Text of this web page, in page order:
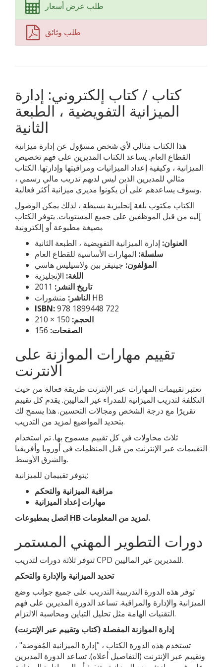
طلب عرض أسعار
طلب وثائق
كتاب / كتاب إلكتروني: إدارة
الميزانية التفويضية ، الطبعة
الثانية
هذا الكتاب مثالي لأي شخص مسؤول عن إدارة ميزانية
القطاع العام. يساعد الكتاب المديرين على فهم تخصيص
الميزانية ، وكيفية إعداد الميزانيات ومراقبتها وإدارتها. الكتاب
مثالي للمديرين الذين ليس لديهم تدريب مالي رسمي ،
وسوف يساعدهم على أن يكونوا مديري ميزانية أكثر فعالية.
الكتاب مكتوب بلغة إنجليزية بسيطة ، لذلك يمكن الوصول
إليه من قبل الموظفين على جميع المستويات. يتوفر الكتاب
بصيغة مطبوعة أو إلكترونية.
العنوان: إدارة الميزانية التفويضية ، الطبعة الثانية
سلسلة: المهارات الأساسية للقطاع العام
المؤلفون: جينيفر بين ولاسيليس هاسي
اللغة: الإنجليزية
تاريخ النشر:
الناشر: منشورات HB
ISBN:978 1899448 722
الحجم:
الصفحات:
تقييم مهارات الموازنة على
الانترنت
تعتبر تقييمات المهارات عبر الإنترنت طريقة فعالة من حيث
التكلفة لتدريب الميزانية للمدراء غير الماليين. يقدم كل تقييم
تقريرًا مع درجة الشخص ومجالات التحسين. هذا يسمح لك
بتحديد المواضيع لمزيد من التدريب.
ثلاث محاولات في كل تقييم مسموح بها. تم استخدام
التقييمات عبر الإنترنت من قبل المنظمات في أوروبا وأفريقيا
والشرق الأوسط.
يتوفر تقييمان للميزانية:
مراقبة الميزانية والتحكم
مهارات إعداد الميزانية
اتصل بمطبوعات HB لمزيد من المعلومات.
دورات التطوير المهني المستمر
تتوفر ثلاثة دورات لتدريب CPD للمديرين غير الماليين.
تحديد الميزانية والإدارة والتحكم
توفر هذه الدورة التدريبية التدريب على جميع جوانب وضع
الميزانية والإدارة والمراقبة. تساعد الدورة المديرين على فهم
التقنيات الهامة مثل تحليل التباين ومحاسبة الالتزام.
إدارة الموازنة المفصلة (كتاب وتقييم عبر الإنترنت)
تستخدم هذه الدورة الكتاب ، "إدارة الميزانية المُفوضة" ،
وتقييم عبر الإنترنت (التفاصيل أعلاه). تساعد الدورة المديرين